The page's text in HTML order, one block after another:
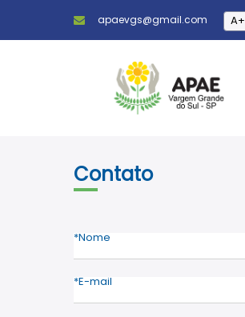
apaevgs@gmail.com A+
Contato
Nome
E-mail